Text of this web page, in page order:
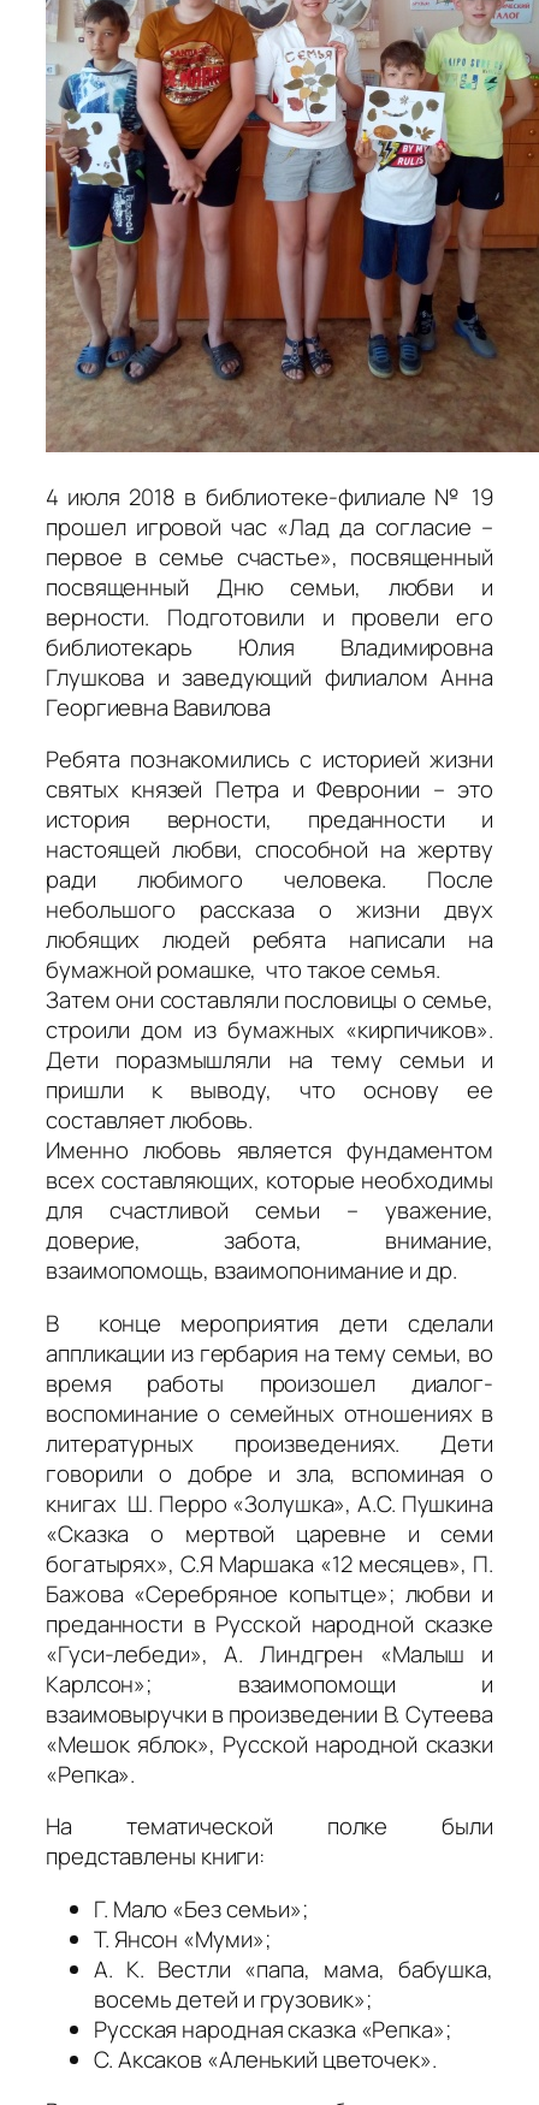
4 июля 2018 в библиотеке-филиале № 19
прошел игровой час «Лад да согласие –
первое в семье счастье», посвященный
посвященный Дню семьи, любви и
верности. Подготовили и провели его
библиотекарь Юлия Владимировна
Глушкова и заведующий филиалом Анна
Георгиевна Вавилова
Ребята познакомились с историей жизни
святых князей Петра и Февронии – это
история верности, преданности и
настоящей любви, способной на жертву
ради любимого человека. После
небольшого рассказа о жизни двух
любящих людей ребята написали на
бумажной ромашке, что такое семья.
Затем они составляли пословицы о семье,
строили дом из бумажных «кирпичиков».
Дети поразмышляли на тему семьи и
пришли к выводу, что основу ее
составляет любовь.
Именно любовь является фундаментом
всех составляющих, которые необходимы
для счастливой семьи – уважение,
доверие, забота, внимание,
взаимопомощь, взаимопонимание и др.
В конце мероприятия дети сделали
аппликации из гербария на тему семьи, во
время работы произошел диалог-
воспоминание о семейных отношениях в
литературных произведениях. Дети
говорили о добре и зла, вспоминая о
книгах Ш. Перро «Золушка», А.С. Пушкина
«Сказка о мертвой царевне и семи
богатырях», С.Я Маршака «12 месяцев», П.
Бажова «Серебряное копытце»; любви и
преданности в Русской народной сказке
«Гуси-лебеди», А. Линдгрен «Малыш и
Карлсон»; взаимопомощи и
взаимовыручки в произведении В. Сутеева
«Мешок яблок», Русской народной сказки
«Репка».
На тематической полке были
представлены книги:
Г. Мало «Без семьи»;
Т. Янсон «Муми»;
А. К. Вестли «папа, мама, бабушка,
восемь детей и грузовик»;
Русская народная сказка «Репка»;
С. Аксаков «Аленький цветочек».